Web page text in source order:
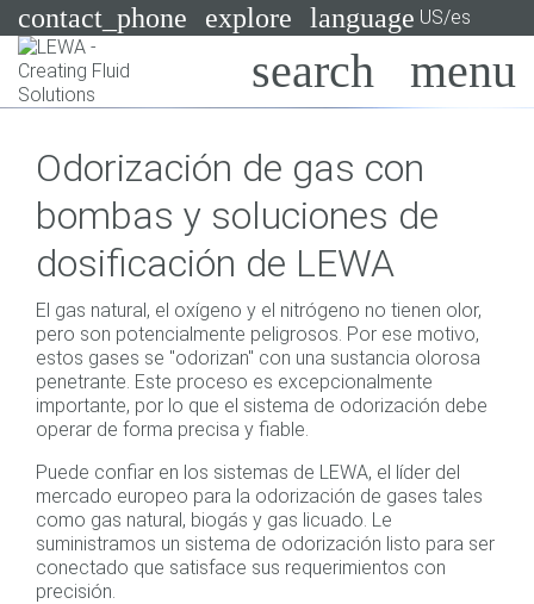
contact_phone explore language US/es
Sistemas
Industrias
Aplicaciones
Servicios
Asesoramiento
Tecnologías
Odorización de gas con
bombas y soluciones de
dosificación de LEWA
El gas natural, el oxígeno y el nitrógeno no tienen olor,
pero son potencialmente peligrosos. Por ese motivo,
estos gases se "odorizan" con una sustancia olorosa
penetrante. Este proceso es excepcionalmente
importante, por lo que el sistema de odorización debe
operar de forma precisa y fiable.
Puede confiar en los sistemas de LEWA, el líder del
mercado europeo para la odorización de gases tales
como gas natural, biogás y gas licuado. Le
suministramos un sistema de odorización listo para ser
conectado que satisface sus requerimientos con
precisión.